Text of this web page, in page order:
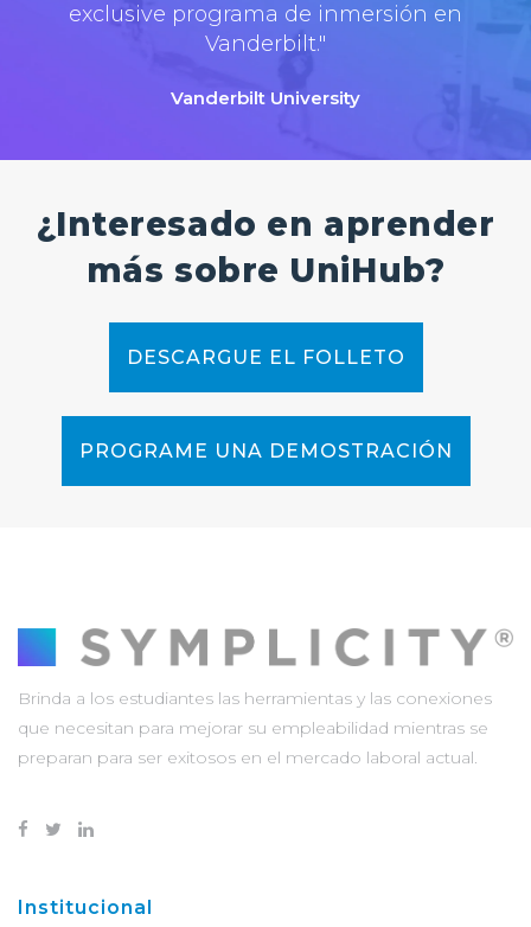
exclusive programa de inmersión en
Vanderbilt."
Vanderbilt University
¿Interesado en aprender
más sobre UniHub?
DESCARGUE EL FOLLETO
PROGRAME UNA DEMOSTRACIÓN
Brinda a los estudiantes las herramientas y las conexiones
que necesitan para mejorar su empleabilidad mientras se
preparan para ser exitosos en el mercado laboral actual.
Institucional